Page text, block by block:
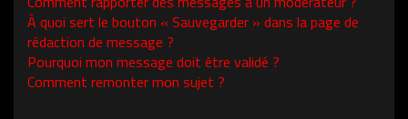
À quoi sert le bouton « Sauvegarder » dans la page de
rédaction de message ?
Pourquoi mon message doit être validé ?
Comment remonter mon sujet ?